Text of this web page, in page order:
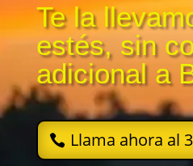
Te la
estés, sin
adicional a
Llama ahora al